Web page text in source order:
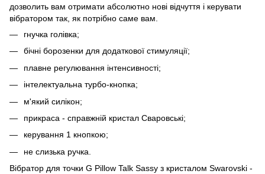
дозволить вам отримати абсолютно нові відчуття і керувати
вібратором так, як потрібно саме вам.
гнучка голівка;
бічні борозенки для додаткової стимуляції;
плавне регулювання інтенсивності;
інтелектуальна турбо-кнопка;
м'який силікон;
прикраса - справжній кристал Сваровські;
керування 1 кнопкою;
не слизька ручка.
Вібратор для точки G Pillow Talk Sassy з кристалом Swarovski -